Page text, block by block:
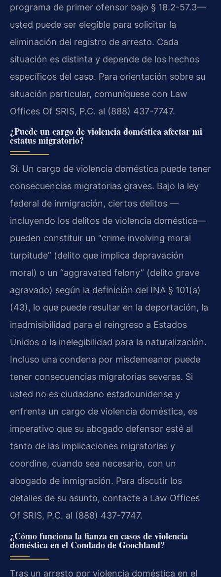
programa de primer ofensor bajo § 18.2-57.3—
usted puede ser elegible para solicitar la
eliminación del registro de arresto. Cada
situación es distinta y depende de los hechos
específicos del caso. Para orientación sobre su
situación particular, comuníquese con Law
Offices Of SRIS, P.C. al (888) 437-7747.
¿Puede un cargo de violencia doméstica afectar mi
estatus migratorio?
Sí. Un cargo de violencia doméstica puede tener
consecuencias migratorias graves. Bajo la ley
federal de inmigración, ciertos delitos —
incluyendo los delitos de violencia doméstica—
pueden constituir un “crime involving moral
turpitude” (delito que implica depravación
moral) o un “aggravated felony” (delito grave
agravado) según la definición del INA § 101(a)
(43), lo que puede resultar en la deportación, la
inadmisibilidad para el reingreso a Estados
Unidos o la inelegibilidad para la naturalización.
Incluso una condena por misdemeanor puede
tener consecuencias migratorias severas. Si
usted no es ciudadano estadounidense y
enfrenta un cargo de violencia doméstica, es
imperativo que su abogado defensor esté al
tanto de las implicaciones migratorias y
coordine, cuando sea necesario, con un
abogado de inmigración. Para discutir los
detalles de su asunto, contacte a Law Offices
Of SRIS, P.C. al (888) 437-7747.
¿Cómo funciona la fianza en casos de violencia
doméstica en el Condado de Goochland?
Tras un arresto por violencia doméstica en el